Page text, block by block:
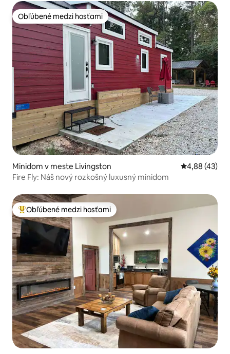
Obľúbené medzi hosťami
Obľúbené medzi hosťami
Minidom v meste Livingston Priemerné
4,88 (43)
Fire Fly: Náš nový rozkošný luxusný minidom
Najobľúbenejšie medzi hosťami
Obľúbené medzi hosťami